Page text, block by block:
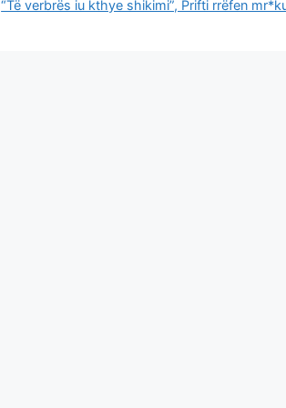
“Të verbrës iu kthye shikimi”, Prifti rrëfen